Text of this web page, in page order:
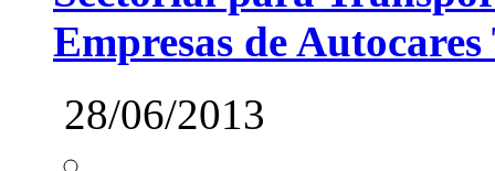
Empresas de
28/06/2013